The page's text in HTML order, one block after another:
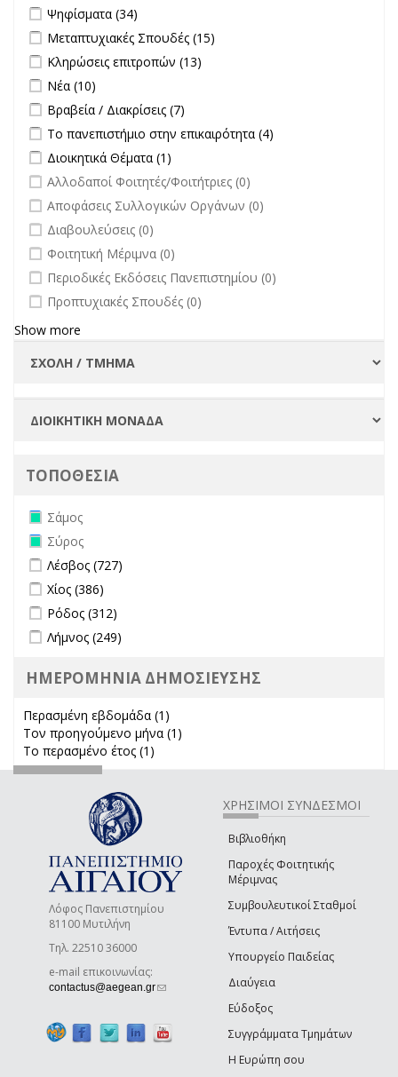
Apply Ψηφίσματα filter
Ψηφίσματα (34)
Apply Μεταπτυχιακές Σπουδές filter
Μεταπτυχιακές Σπουδές (15)
Apply Κληρώσεις επιτροπών filter
Κληρώσεις επιτροπών (13)
Apply Νέα filter
Νέα (10)
Apply Βραβεία / Διακρίσεις filter
Βραβεία / Διακρίσεις (7)
Apply Το πανεπιστήμιο στην επικαιρότητα filter
Το πανεπιστήμιο στην επικαιρότητα (4)
Apply Διοικητικά Θέματα filter
Διοικητικά Θέματα (1)
undefined
Αλλοδαποί Φοιτητές/Φοιτήτριες (0)
undefined
Αποφάσεις Συλλογικών Οργάνων (0)
undefined
Διαβουλεύσεις (0)
undefined
Φοιτητική Μέριμνα (0)
undefined
Περιοδικές Εκδόσεις Πανεπιστημίου (0)
undefined
Προπτυχιακές Σπουδές (0)
Show more
ΤΟΠΟΘΕΣΙΑ
Remove Σάμος filter
Σάμος
Remove Σύρος filter
Σύρος
Apply Λέσβος filter
Λέσβος (727)
Apply Χίος filter
Χίος (386)
Apply Ρόδος filter
Ρόδος (312)
Apply Λήμνος filter
Λήμνος (249)
ΗΜΕΡΟΜΗΝΙΑ ΔΗΜΟΣΙΕΥΣΗΣ
Περασμένη εβδομάδα (1)
Τον προηγούμενο μήνα (1)
Το περασμένο έτος (1)
Λόφος Πανεπιστημίου
81100 Μυτιλήνη
Τηλ. 22510 36000
e-mail επικοινωνίας:
contactus@aegean.gr(link sends e-mail)
ΧΡΗΣΙΜΟΙ ΣΥΝΔΕΣΜΟΙ
Βιβλιοθήκη
Παροχές Φοιτητικής
Μέριμνας
Συμβουλευτικοί Σταθμοί
Έντυπα / Αιτήσεις
Υπουργείο Παιδείας
Διαύγεια
Εύδοξος
Συγγράμματα Τμημάτων
Η Ευρώπη σου